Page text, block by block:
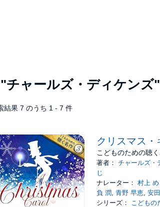
"チャールズ・ディケンズ"
結果 7 のうち 1 - 7 件
クリスマス・
こどものための聴
著者：チャールズ・
じ
ナレーター：村上
負 潤,青野 早恵,安
シリーズ： こどもの